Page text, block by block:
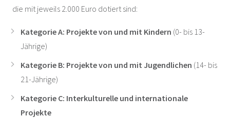
die mit jeweils 2.000 Euro dotiert sind:
Kategorie A: Projekte von und mit Kindern (0- bis 13-
Jährige)
Kategorie B: Projekte von und mit Jugendlichen (14- bis
21-Jährige)
Kategorie C: Interkulturelle und internationale
Projekte